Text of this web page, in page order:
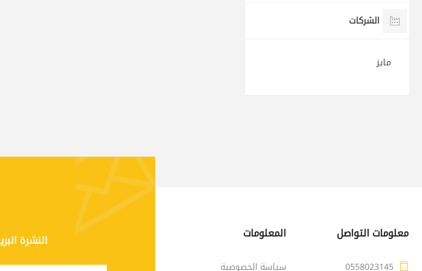
الشركات
مايز
النشرة معلومات التواصل
0558023145
المعلومات
سياسة الخصوصية